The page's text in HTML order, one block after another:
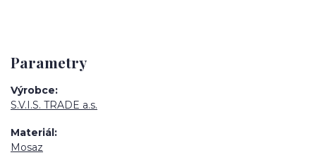
Parametry
Výrobce
S.V.I.S. TRADE a.s.
Materiál
Mosaz